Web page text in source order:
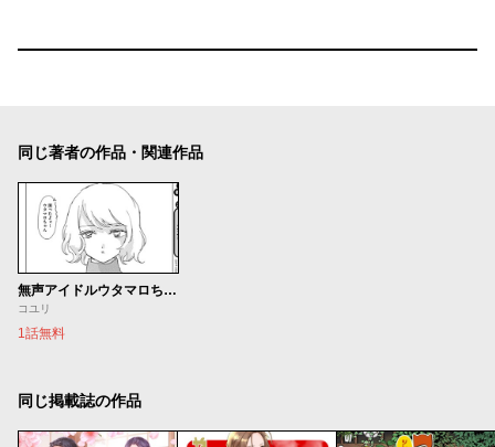
同じ著者の作品・関連作品
無声アイドルウタマロちゃん
コユリ
1話無料
同じ掲載誌の作品